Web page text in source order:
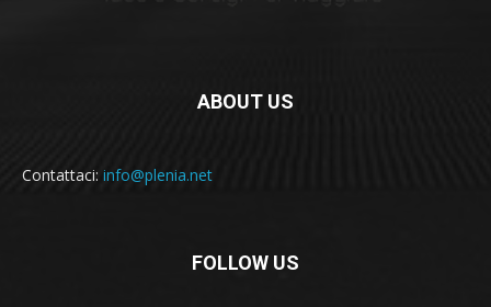
ABOUT US
Contattaci: info@plenia.net
FOLLOW US